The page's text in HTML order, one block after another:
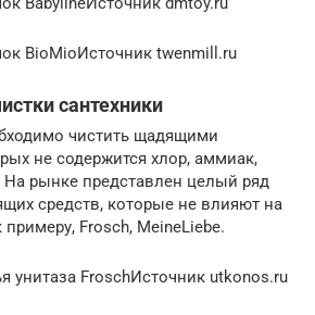
BioMioИсточник twenmill.ru
сантехники
чистить щадящими
не содержится хлор, аммиак,
рынке представлен целый ряд
средств, которые не влияют на
Frosch, MeineLiebe.
унитаза FroschИсточник utkonos.ru